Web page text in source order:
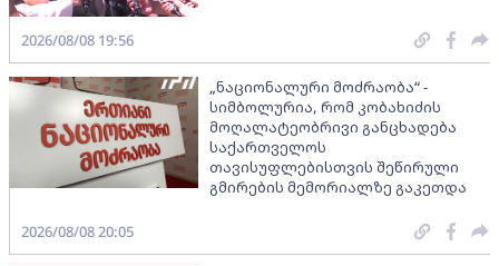
2026/08/08 19:56
„ნაციონალური მოძრაობა“ -
სიმბოლურია, რომ კობახიძის
მოღალატეობრივი განცხადება
საქართველოს
თავისუფლებისთვის შეწირული
გმირების მემორიალზე გაკეთდა
2026/08/08 20:05